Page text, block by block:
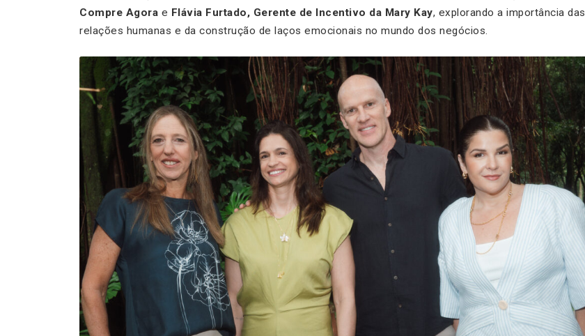
Compre Agora e Flávia Furtado, Gerente de Incentivo da Mary Kay, explorando a importância das
relações humanas e da construção de laços emocionais no mundo dos negócios.